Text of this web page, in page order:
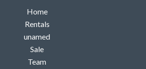
Home
Rentals
unamed
Sale
Team